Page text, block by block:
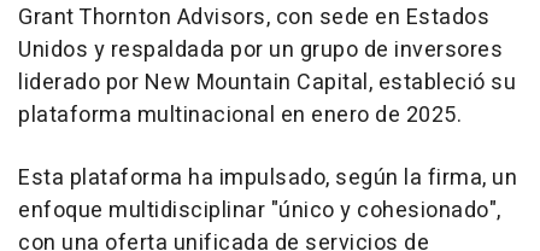
Grant Thornton Advisors, con sede en Estados
Unidos y respaldada por un grupo de inversores
liderado por New Mountain Capital, estableció su
plataforma multinacional en enero de 2025.
Esta plataforma ha impulsado, según la firma, un
enfoque multidisciplinar "único y cohesionado",
con una oferta unificada de servicios de